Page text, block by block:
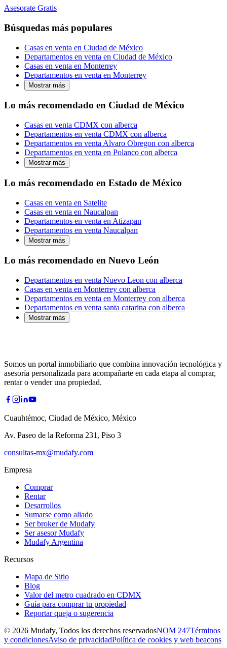
Asesorate Gratis
Búsquedas más populares
Casas en venta en Ciudad de México
Departamentos en venta en Ciudad de México
Casas en venta en Monterrey
Departamentos en venta en Monterrey
Mostrar más
Lo más recomendado en Ciudad de México
Casas en venta CDMX con alberca
Departamentos en venta CDMX con alberca
Departamentos en venta Alvaro Obregon con alberca
Departamentos en venta en Polanco con alberca
Mostrar más
Lo más recomendado en Estado de México
Casas en venta en Satelite
Casas en venta en Naucalpan
Departamentos en venta en Atizapan
Departamentos en venta Naucalpan
Mostrar más
Lo más recomendado en Nuevo León
Departamentos en venta Nuevo Leon con alberca
Casas en venta en Monterrey con alberca
Departamentos en venta en Monterrey con alberca
Departamentos en venta santa catarina con alberca
Mostrar más
Somos un portal inmobiliario que combina innovación tecnológica y
asesoría personalizada para acompañarte en cada etapa al comprar,
rentar o vender una propiedad.
Cuauhtémoc, Ciudad de México, México
Av. Paseo de la Reforma 231, Piso 3
consultas-mx@mudafy.com
Empresa
Comprar
Rentar
Desarrollos
Sumarse como aliado
Ser broker de Mudafy
Ser asesor Mudafy
Mudafy Argentina
Recursos
Mapa de Sitio
Blog
Valor del metro cuadrado en CDMX
Guía para comprar tu propiedad
Reportar queja o sugerencia
© 2026 Mudafy, Todos los derechos reservadosNOM 247Términos
y condicionesAviso de privacidadPolítica de cookies y web beacons